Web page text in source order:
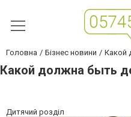
Головна Бізнес новини Какой
Какой должна быть
Дитячий розділ